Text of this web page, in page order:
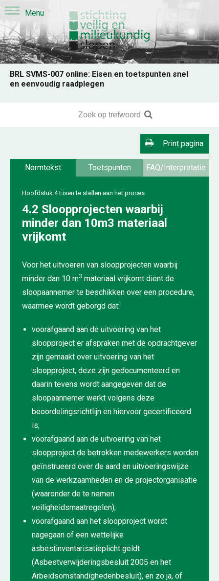
BRL SVMS-007 online: Eisen en toetspunten snel
en eenvoudig raadplegen
Print pagina
FAQ/Interpretatie
Toetspunten
Normtekst
Hoofdstuk 4 Eisen te stellen aan het proces
4.2 Sloopprojecten waarbij
minder dan 10m3 materiaal
vrijkomt
Voor het uitvoeren van sloopprojecten waarbij
minder dan 10 m3 materiaal vrijkomt dient de
sloopaannemer te beschikken over een procedure,
waarmee wordt geborgd dat:
voorafgaand aan de uitvoering van het
sloopproject er afspraken met de opdrachtgever
zijn gemaakt over uitvoering van het
sloopproject, deze zijn gedocumenteerd en
daarin tevens wordt aangegeven dat de
sloopaannemer werkt volgens deze
beoordelingsrichtlijn en hiervoor gecertificeerd
is;
voorafgaand aan de uitvoering van het
sloopproject de betrokken medewerkers worden
geïnstrueerd over de aard en uitvoeringswijze
van de werkzaamheden en de projectorganisatie
(waaronder de te nemen
veiligheidsmaatregelen);
voorafgaand aan het sloopproject wordt
nagegaan of een wettelijke
asbestinventarisatieplicht geldt
(Asbestverwijderingsbesluit 2005 en het
Arbeidsomstandighedenbesluit), en zo ja, of